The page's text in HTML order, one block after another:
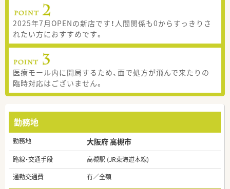
2025年7月OPENの新店です！人間関係も0からすっきりさ
れたい方におすすめです。
医療モール内に開局するため、面で処方が飛んで来たりの
臨時対応はございません。
勤務地
勤務地 大阪府 高槻市
路線・交通手段
高槻駅 (JR東海道本線)
通勤交通費
有／全額